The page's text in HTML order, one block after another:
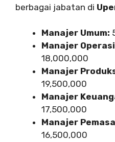
berbagai jabatan di
Manajer Umum:
Manajer
18,000,000
Manajer
19,500,000
Manajer
17,500,000
Manajer
16,500,000